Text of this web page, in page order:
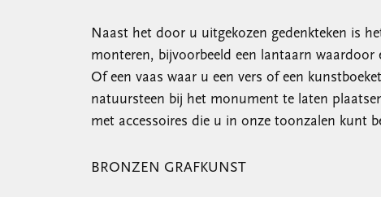
Naast het door u uitgekozen gedenkteken is
monteren, bijvoorbeeld een lantaarn
Of een vaas waar u een vers of een
natuursteen bij het monument te laten
met accessoires die u in onze toonzalen kunt
BRONZEN GRAFKUNST